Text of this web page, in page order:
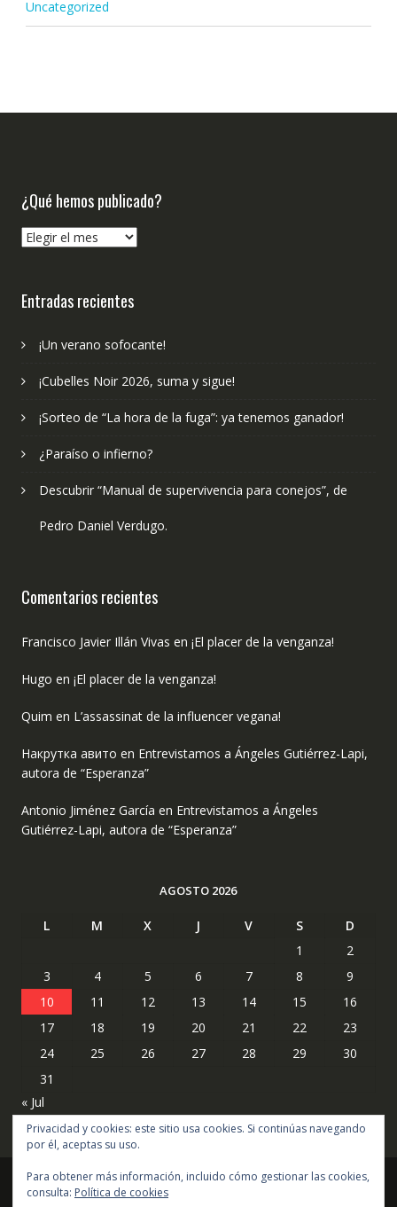
Uncategorized
¿Qué hemos publicado?
¿Qué
Entradas recientes
¡Un verano sofocante!
¡Cubelles Noir 2026, suma y sigue!
¡Sorteo de “La hora de la fuga”: ya tenemos ganador!
¿Paraíso o infierno?
Descubrir “Manual de supervivencia para conejos”, de
Pedro Daniel Verdugo.
Comentarios recientes
Francisco Javier Illán Vivas en ¡El placer de la venganza!
Hugo en ¡El placer de la venganza!
Quim en L’assassinat de la influencer vegana!
Накрутка авито en Entrevistamos a Ángeles Gutiérrez-Lapi,
autora de “Esperanza”
Antonio Jiménez García en Entrevistamos a Ángeles
Gutiérrez-Lapi, autora de “Esperanza”
AGOSTO 2026
L M X J V S
D
1
2
3
4 5 6 7 8
9
10
11 12 13 14 15
16
17
18 19 20 21 22
23
24
25 26 27 28 29
30
31
« Jul
Privacidad y cookies: este sitio usa cookies. Si continúas navegando
por él, aceptas su uso.
Para obtener más información, incluido cómo gestionar las cookies,
consulta: Política de cookies